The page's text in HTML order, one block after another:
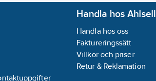
Handla hos Ahlsell
Handla hos oss
Faktureringssätt
Villkor och priser
Retur & Reklamation